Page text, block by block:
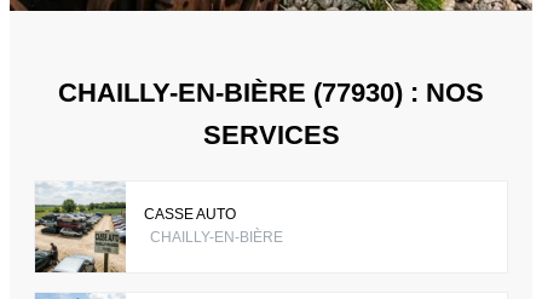
CHAILLY-EN-BIÈRE (77930) : NOS
SERVICES
CASSE AUTO
CHAILLY-EN-BIÈRE